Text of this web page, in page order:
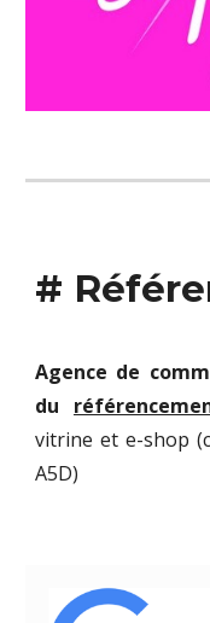
#
Agence de
du
vitrine et e-shop
A5D)